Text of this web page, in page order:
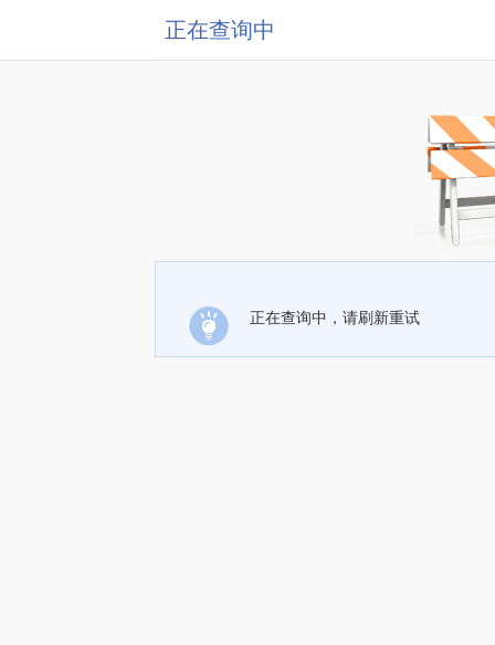
正在查询中
正在查询中，请刷新重试